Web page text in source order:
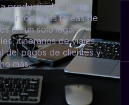
productividad de tu
todas las tareas de
en un solo lugar,
itinerarios de viajes,
del pagos de clientes y
más.